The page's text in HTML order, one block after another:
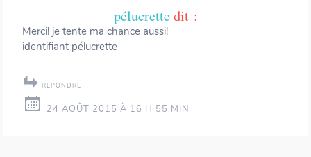
pélucrettedit :
Merci! je tente ma chance aussi!
identifiant pélucrette
RÉPONDRE
24 AOÛT 2015 À 16 H 55 MIN